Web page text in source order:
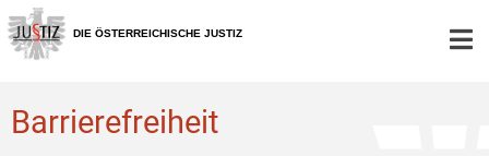
Zur
Hauptnavigation
[1]
Zum
Inhalt
[2]
Zum
Untermenü
[3]
DIE ÖSTERREICHISCHE JUSTIZ
Barrierefreiheit